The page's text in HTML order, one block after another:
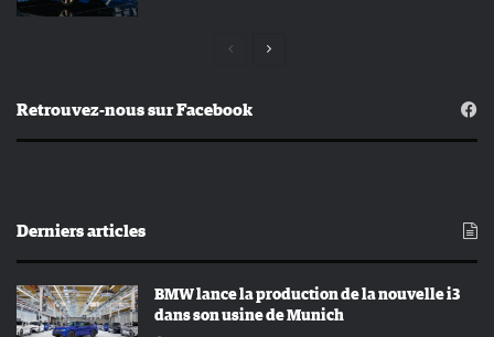
Page
Page
Retrouvez-nous sur Facebook
Derniers articles
BMW lance la production de la nouvelle i3
dans son usine de Munich